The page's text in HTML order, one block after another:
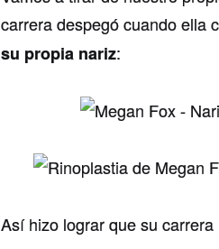
carrera despegó cuando ella
su propia nariz:
Así hizo lograr que su